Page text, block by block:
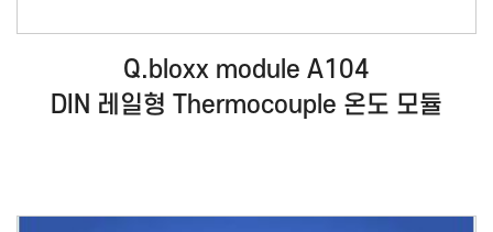
Q.bloxx module A104
DIN 레일형 Thermocouple 온도 모듈